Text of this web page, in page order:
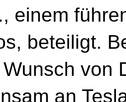
einem
beteiligt.
von
an